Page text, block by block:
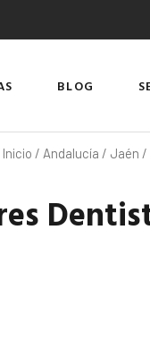
BLOG
Inicio / Andalucía / Jaén /